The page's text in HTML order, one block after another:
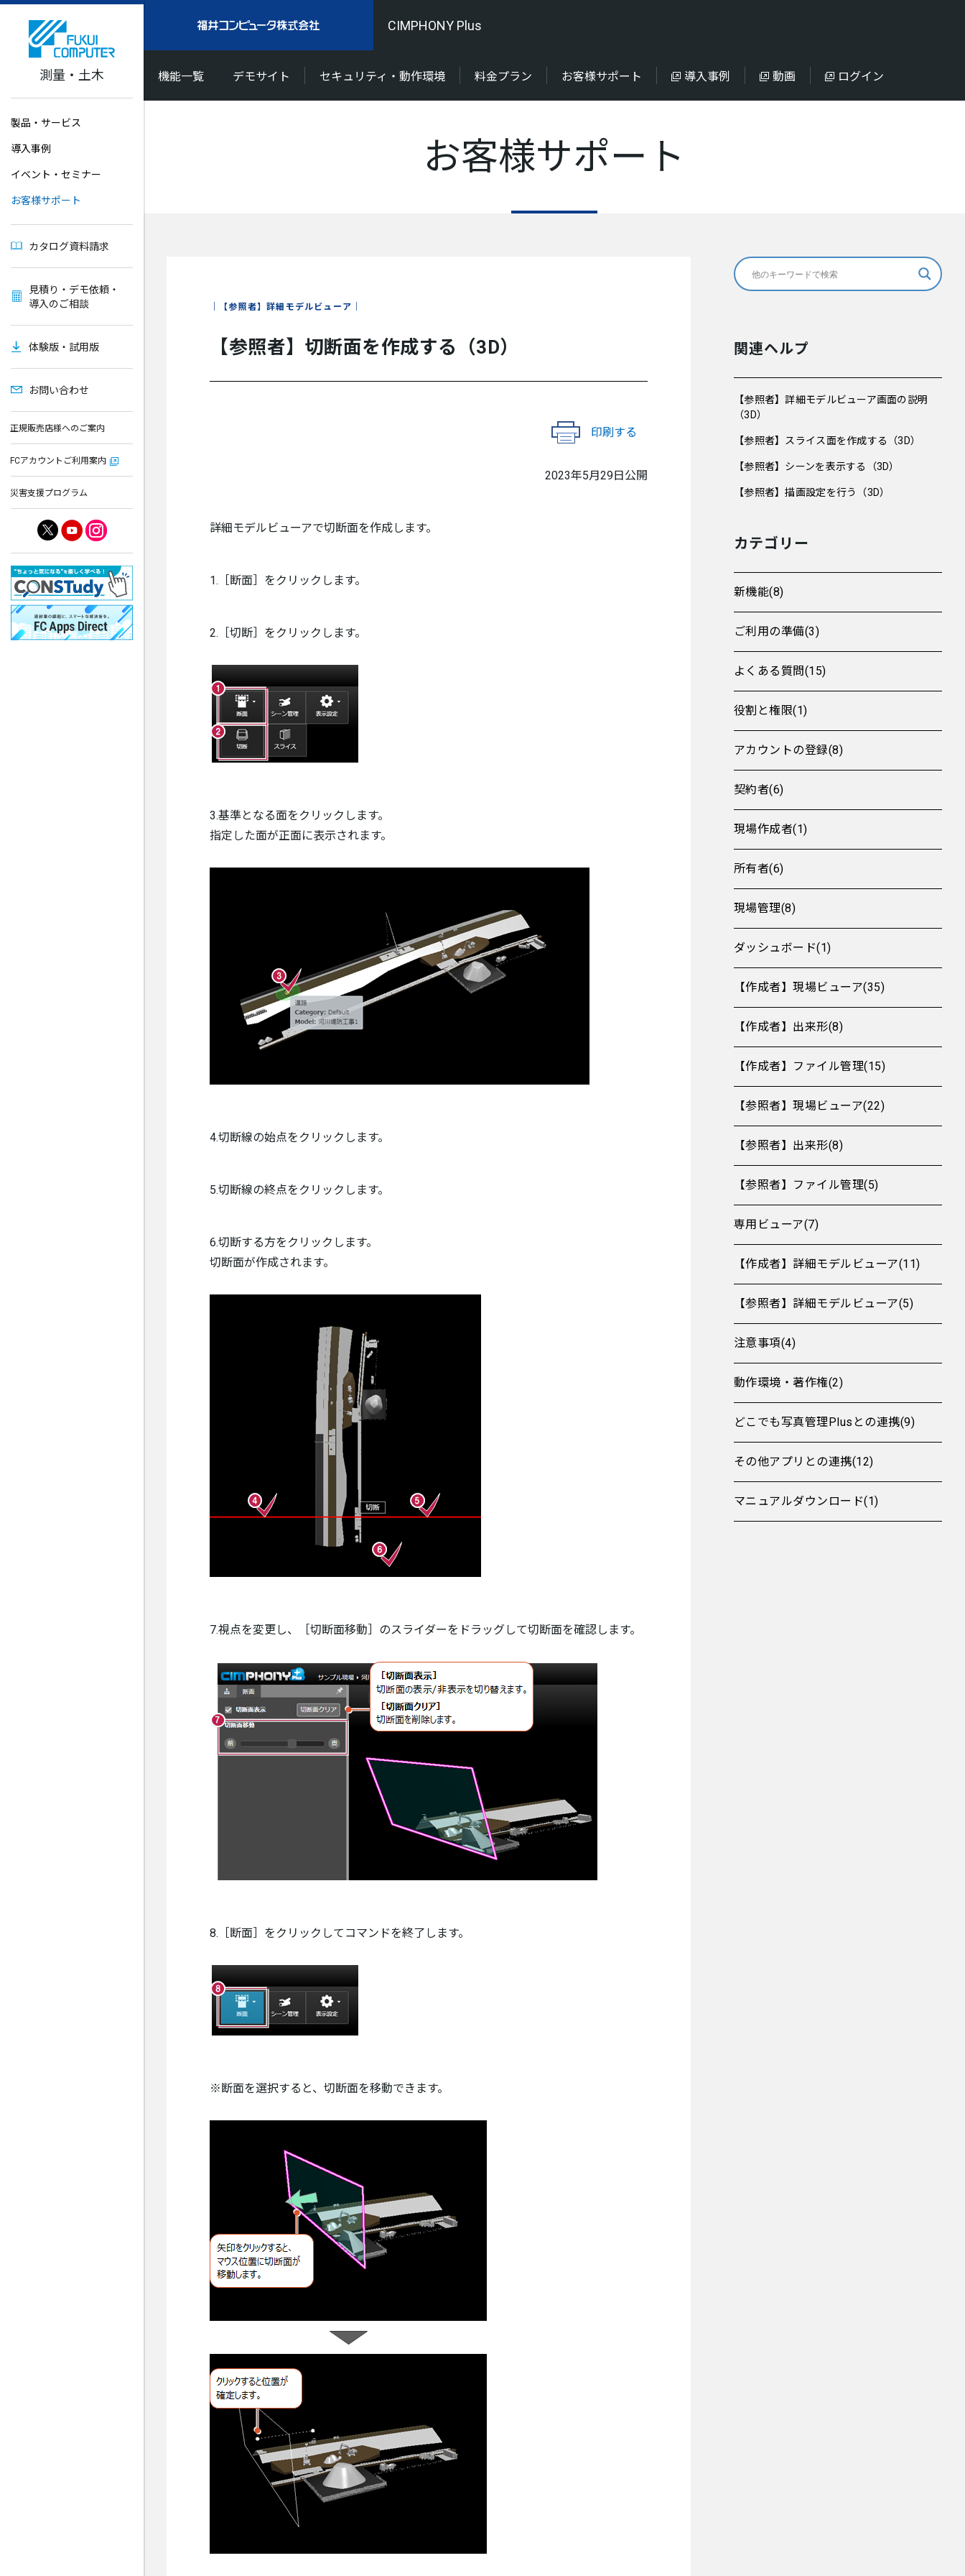
測量・土木
製品・サービス
導入事例
イベント・セミナー
お客様サポート
カタログ資料請求
見積り・デモ依頼・
導入のご相談
体験版・試用版
お問い合わせ
正規販売店様へのご案内
FCアカウントご利用案内
災害支援プログラム
CIMPHONY Plus
機能一覧 デモサイト セキュリティ・動作環境 料金プラン お客様サポート 導入事例 動画 ログイン
お客様サポート
【参照者】詳細モデルビューア
【参照者】切断面を作成する（3D）
印刷する
2023年5月29日公開
詳細モデルビューアで切断面を作成します。
1.［断面］をクリックします。
2.［切断］をクリックします。
3.基準となる面をクリックします。
指定した面が正面に表示されます。
4.切断線の始点をクリックします。
5.切断線の終点をクリックします。
6.切断する方をクリックします。
切断面が作成されます。
7.視点を変更し、［切断面移動］のスライダーをドラッグして切断面を確認します。
8.［断面］をクリックしてコマンドを終了します。
※断面を選択すると、切断面を移動できます。
関連ヘルプ
【参照者】詳細モデルビューア画面の説明
（3D）
【参照者】スライス面を作成する（3D）
【参照者】シーンを表示する（3D）
【参照者】描画設定を行う（3D）
カテゴリー
新機能(8)
ご利用の準備(3)
よくある質問(15)
役割と権限(1)
アカウントの登録(8)
契約者(6)
現場作成者(1)
所有者(6)
現場管理(8)
ダッシュボード(1)
【作成者】現場ビューア(35)
【作成者】出来形(8)
【作成者】ファイル管理(15)
【参照者】現場ビューア(22)
【参照者】出来形(8)
【参照者】ファイル管理(5)
専用ビューア(7)
【作成者】詳細モデルビューア(11)
【参照者】詳細モデルビューア(5)
注意事項(4)
動作環境・著作権(2)
どこでも写真管理Plusとの連携(9)
その他アプリとの連携(12)
マニュアルダウンロード(1)